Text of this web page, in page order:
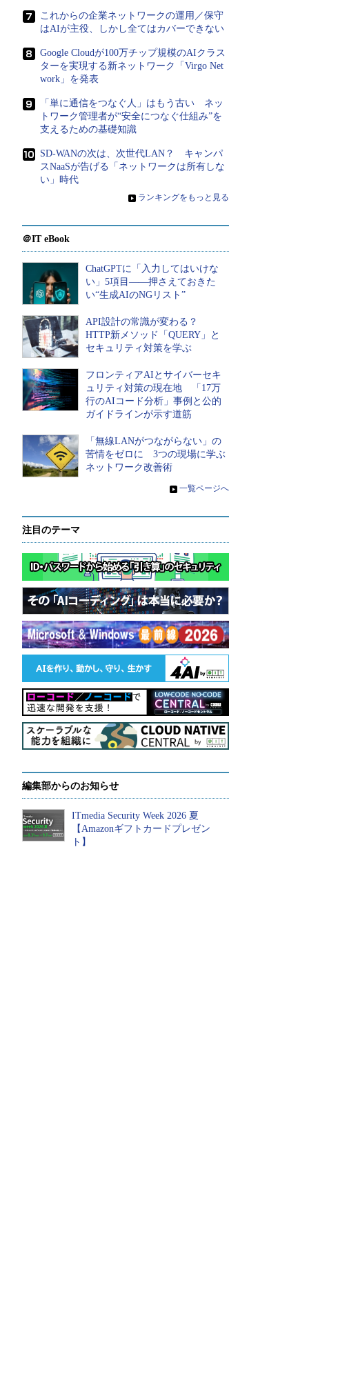
これからの企業ネットワークの運用／保守
はAIが主役、しかし全てはカバーできない
Google Cloudが100万チップ規模のAIクラス
ターを実現する新ネットワーク「Virgo Net
work」を発表
「単に通信をつなぐ人」はもう古い ネッ
トワーク管理者が“安全につなぐ仕組み”を
支えるための基礎知識
SD-WANの次は、次世代LAN？ キャンパ
スNaaSが告げる「ネットワークは所有しな
い」時代
» ランキングをもっと見る
＠IT eBook
ChatGPTに「入力してはいけな
い」5項目――押さえておきた
い“生成AIのNGリスト”
API設計の常識が変わる？
HTTP新メソッド「QUERY」と
セキュリティ対策を学ぶ
フロンティアAIとサイバーセキ
ュリティ対策の現在地 「17万
行のAIコード分析」事例と公的
ガイドラインが示す道筋
「無線LANがつながらない」の
苦情をゼロに 3つの現場に学ぶ
ネットワーク改善術
» 一覧ページへ
注目のテーマ
編集部からのお知らせ
ITmedia Security Week 2026 夏
【Amazonギフトカードプレゼン
ト】